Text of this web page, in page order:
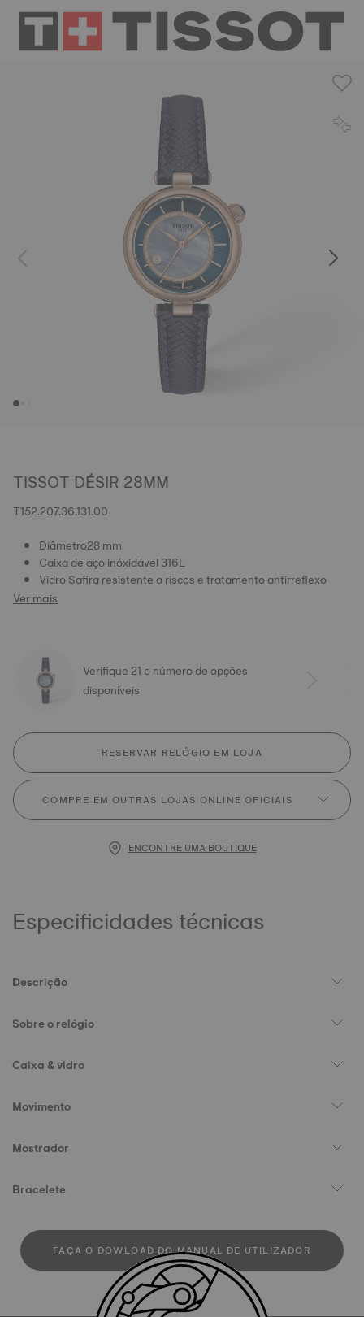
TISSOT DÉSIR 28MM
T152.207.36.131.00
Diâmetro28 mm
Caixa de aço inóxidável 316L
Vidro Safira resistente a riscos e tratamento antirreflexo
Ver mais
Verifique 21 o número de opções
disponíveis
RESERVAR RELÓGIO EM LOJA
COMPRE EM OUTRAS LOJAS ONLINE OFICIAIS
ENCONTRE UMA BOUTIQUE
Especificidades técnicas
Descrição
Sobre o relógio
Caixa & vidro
Movimento
Mostrador
Bracelete
FAÇA O DOWLOAD DO MANUAL DE UTILIZADOR